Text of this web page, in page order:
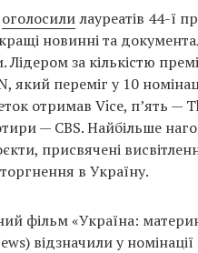
оголосилилауреатів 44-ї
новинні та
за кількістю
який переміг у 10
отримав Vice, п’ять —
— CBS. Найбільше
присвячені
в Україну.
фільм «Україна:
відзначили у номінації